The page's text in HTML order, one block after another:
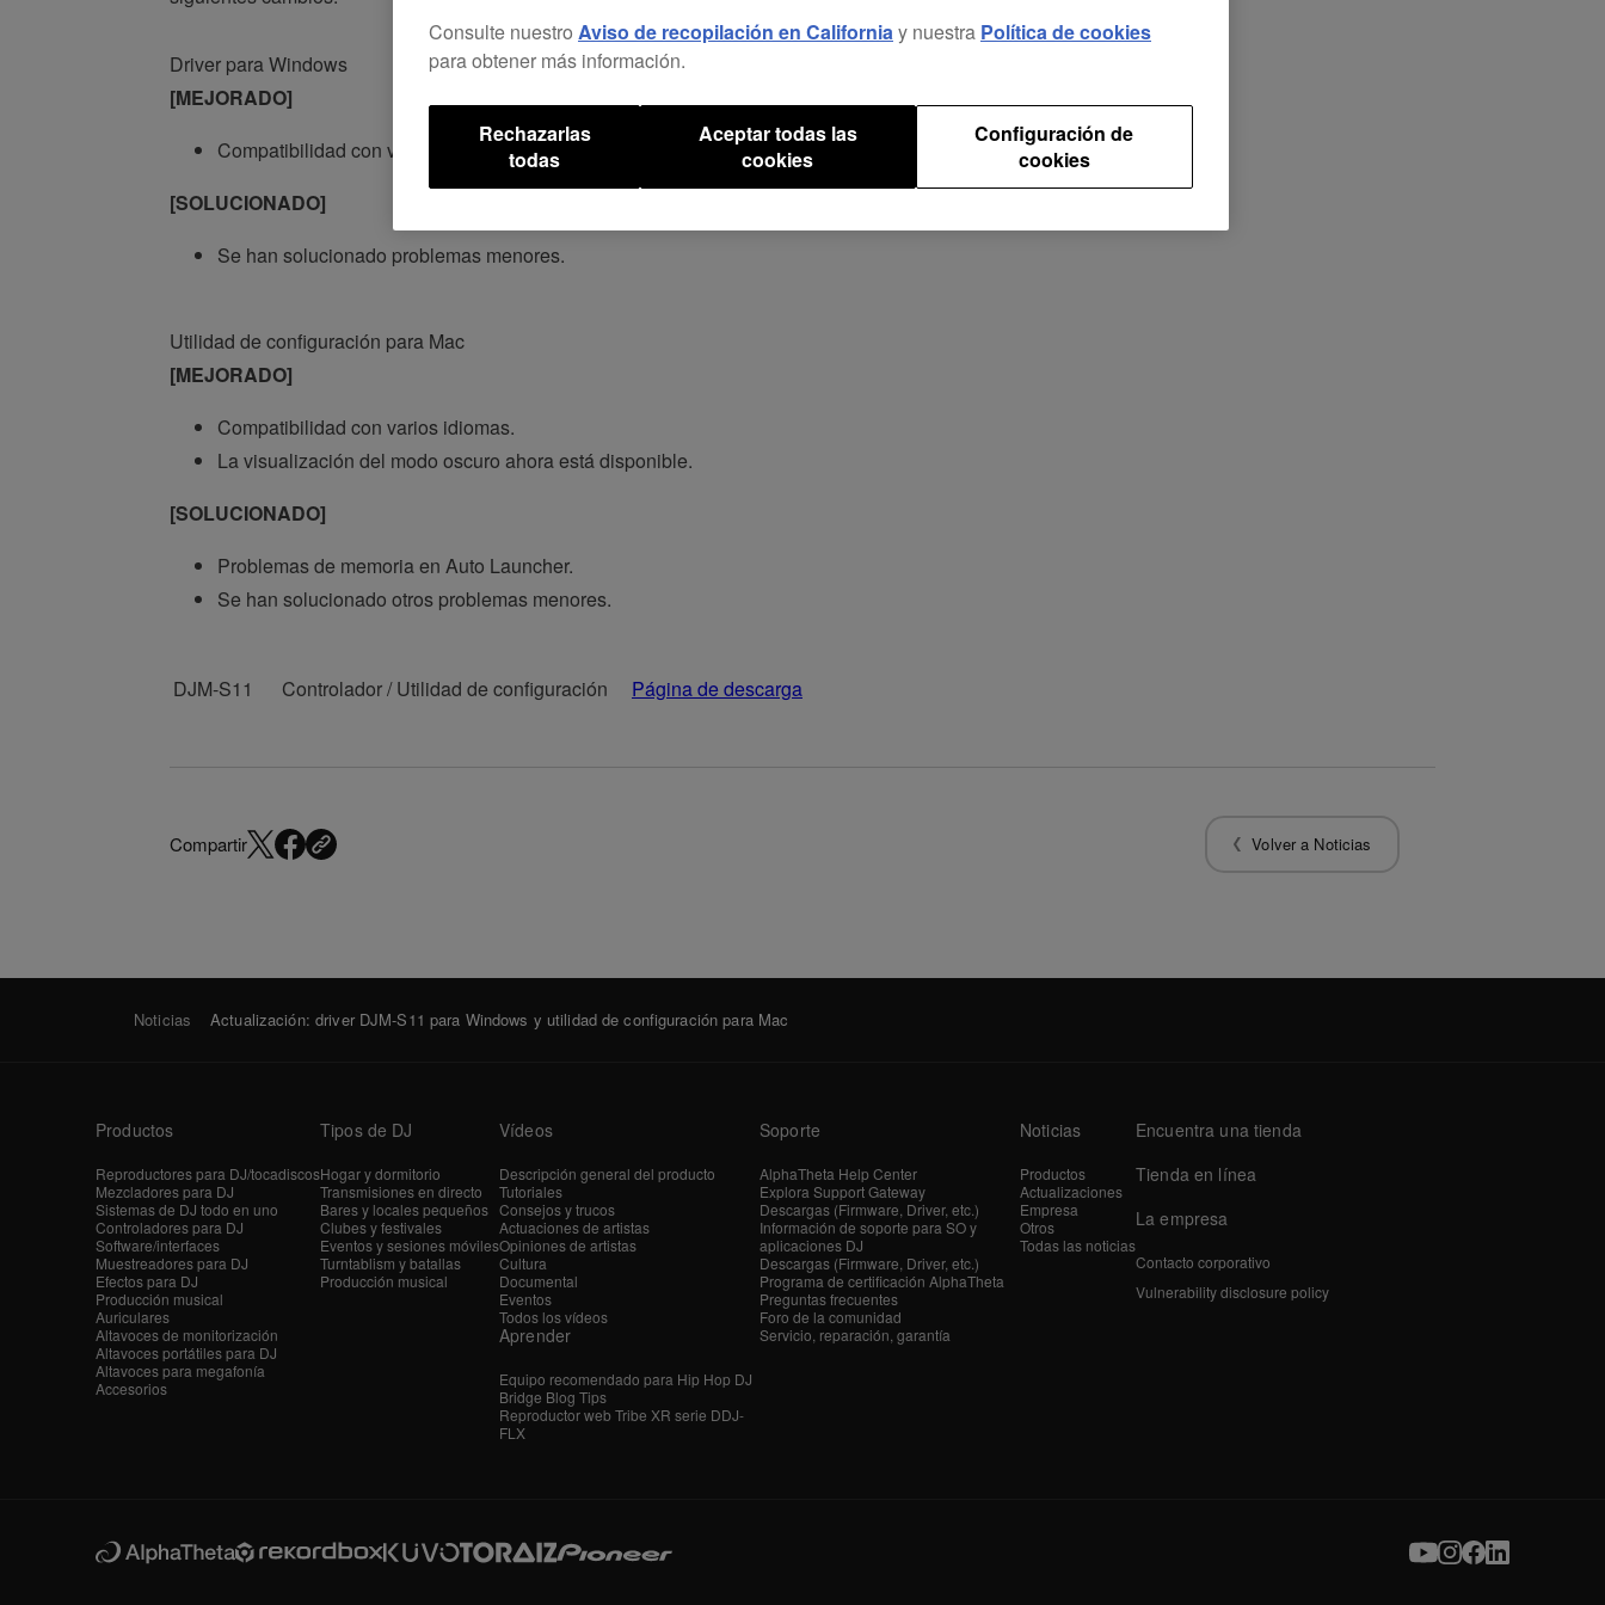
Driver para Windows
[MEJORADO]
Compatibilidad con varios idiomas.
[SOLUCIONADO]
Se han solucionado problemas menores.
Utilidad de configuración para Mac
[MEJORADO]
Compatibilidad con varios idiomas.
La visualización del modo oscuro ahora está disponible.
[SOLUCIONADO]
Problemas de memoria en Auto Launcher.
Se han solucionado otros problemas menores.
DJM-S11 Controlador / Utilidad de configuración Página de descarga
Compartir Volver a Noticias
Noticias Actualización: driver DJM-S11 para Windows y utilidad de configuración para Mac
Productos
Reproductores para DJ/tocadiscos
Mezcladores para DJ
Sistemas de DJ todo en uno
Controladores para DJ
Software/interfaces
Muestreadores para DJ
Efectos para DJ
Producción musical
Auriculares
Altavoces de monitorización
Altavoces portátiles para DJ
Altavoces para megafonía
Accesorios
Tipos de DJ
Hogar y dormitorio
Transmisiones en directo
Bares y locales pequeños
Clubes y festivales
Eventos y sesiones móviles
Turntablism y batallas
Producción musical
Vídeos
Descripción general del producto
Tutoriales
Consejos y trucos
Actuaciones de artistas
Opiniones de artistas
Cultura
Documental
Eventos
Todos los vídeos
Aprender
Equipo recomendado para Hip Hop DJ
Bridge Blog Tips
Reproductor web Tribe XR serie DDJ-
FLX
Soporte
AlphaTheta Help Center
Explora Support Gateway
Descargas (Firmware, Driver, etc.)
Información de soporte para SO y
aplicaciones DJ
Descargas (Firmware, Driver, etc.)
Programa de certificación AlphaTheta
Preguntas frecuentes
Foro de la comunidad
Servicio, reparación, garantía
Noticias
Productos
Actualizaciones
Empresa
Otros
Todas las noticias
Encuentra una tienda
Tienda en línea
La empresa
Contacto corporativo
Vulnerability disclosure policy
Consulte nuestro Aviso de recopilación en Californiay nuestra Política de cookies
para obtener más información.
Configuración de
cookies
Rechazarlas
todas
Aceptar todas las
cookies